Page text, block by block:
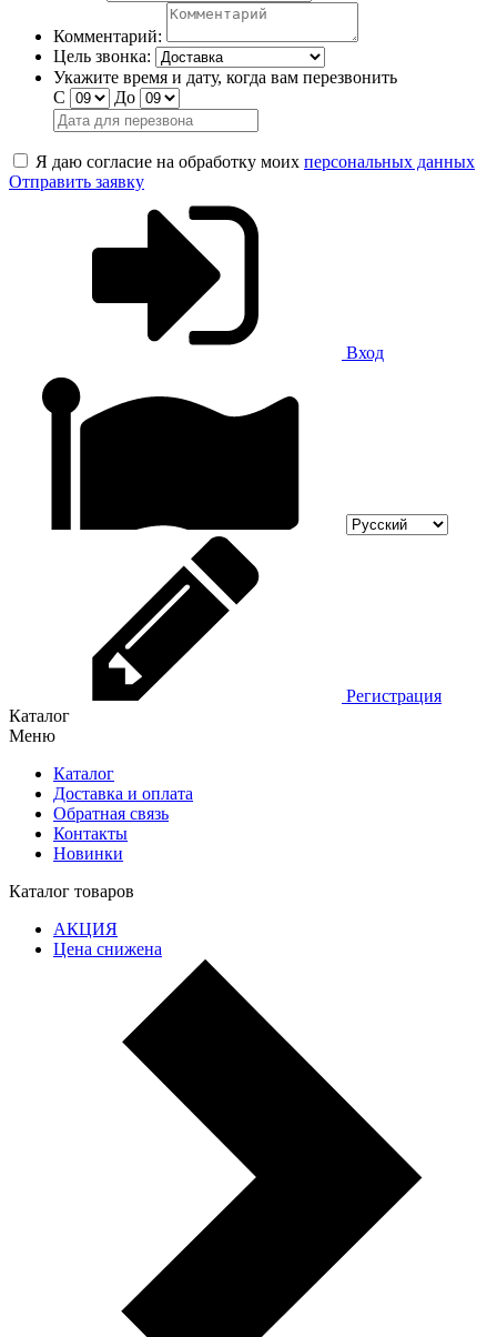
Комментарий:
Цель звонка:
Укажите время и дату, когда вам перезвонить
С
До
Я даю согласие на обработку моих персональных данных
Отправить заявку
Вход
Регистрация
Каталог
Меню
Каталог
Доставка и оплата
Обратная связь
Контакты
Новинки
Каталог товаров
АКЦИЯ
Цена снижена